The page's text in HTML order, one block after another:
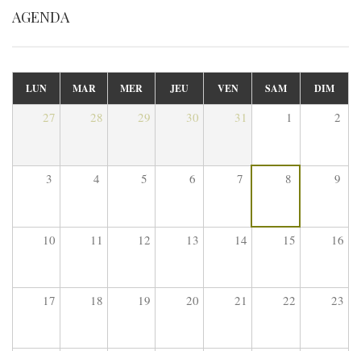
AGENDA
LUN MAR MER JEU VEN SAM DIM
27 28 29 30 31 1 2
3 4 5 6 7 8 9
10 11 12 13 14 15 16
17 18 19 20 21 22 23